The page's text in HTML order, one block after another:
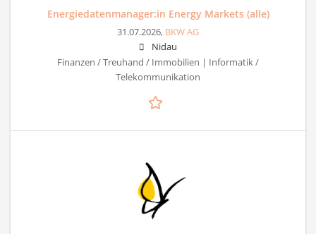
Energiedatenmanager:in Energy Markets (alle)
31.07.2026, BKW AG
Nidau
Finanzen / Treuhand / Immobilien | Informatik /
Telekommunikation